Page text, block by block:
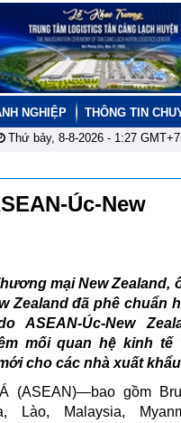
NGHIỆP THÔNG TIN
Thứ bảy, 8-8-2026 - 1:27GMT+7
Úc-New
mại New Zealand,
Zealand đã phê chuẩn
Úc-New
mối quan hệ kinh tế
cho các nhà xuất
(ASEAN)—bao gồm
Lào, Malaysia,